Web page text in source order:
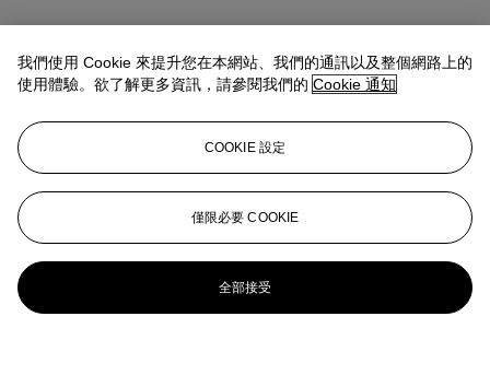
我們使用 Cookie 來提升您在本網站、我們的通訊以及整個網路上的
使用體驗。欲了解更多資訊，請參閱我們的 Cookie 通知
COOKIE 設定
僅限必要 COOKIE
全部接受